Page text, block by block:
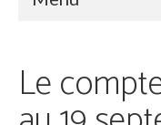
Actualités
Le